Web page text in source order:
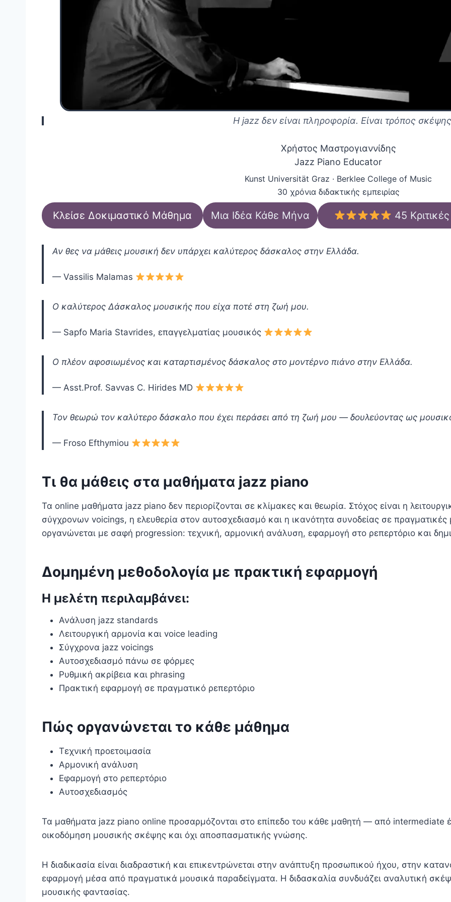
Η jazz δεν είναι πληροφορία. Είναι τρόπος
Χρήστος Μαστρογιαννίδης
Jazz Piano Educator
Kunst Universität Graz · Berklee College of Music
30 χρόνια διδακτικής εμπειρίας
Κλείσε Δοκιμαστικό Μάθημα Μια Ιδέα Κάθε Μήνα 45 Κριτικές
Αν θες να μάθεις μουσική δεν υπάρχει καλύτερος δάσκαλος στην Ελλάδα.
— Vassilis Malamas
Ο καλύτερος Δάσκαλος μουσικής που είχα ποτέ στη ζωή μου.
— Sapfo Maria Stavrides, επαγγελματίας μουσικός
Ο πλέον αφοσιωμένος και καταρτισμένος δάσκαλος στο μοντέρνο πιάνο στην Ελλάδα.
— Asst.Prof. Savvas C. Hirides MD
Τον θεωρώ τον καλύτερο δάσκαλο που έχει περάσει από τη ζωή μου — δουλεύοντας ως
— Froso Efthymiou
Τι θα μάθεις στα μαθήματα jazz piano
Τα online μαθήματα jazz piano δεν περιορίζονται σε κλίμακες και θεωρία. Στόχος είναι η
σύγχρονων voicings, η ελευθερία στον αυτοσχεδιασμό και η ικανότητα συνοδείας σε
οργανώνεται με σαφή progression: τεχνική, αρμονική ανάλυση, εφαρμογή στο ρεπερτόριο και
Δομημένη μεθοδολογία με πρακτική εφαρμογή
Η μελέτη περιλαμβάνει:
Ανάλυση jazz standards
Λειτουργική αρμονία και voice leading
Σύγχρονα jazz voicings
Αυτοσχεδιασμό πάνω σε φόρμες
Ρυθμική ακρίβεια και phrasing
Πρακτική εφαρμογή σε πραγματικό ρεπερτόριο
Πώς οργανώνεται το κάθε μάθημα
Τεχνική προετοιμασία
Αρμονική ανάλυση
Εφαρμογή στο ρεπερτόριο
Αυτοσχεδιασμός
Τα μαθήματα jazz piano online προσαρμόζονται στο επίπεδο του κάθε μαθητή — από
οικοδόμηση μουσικής σκέψης και όχι αποσπασματικής γνώσης.
Η διαδικασία είναι διαδραστική και επικεντρώνεται στην ανάπτυξη προσωπικού ήχου, στην
εφαρμογή μέσα από πραγματικά μουσικά παραδείγματα. Η διδασκαλία συνδυάζει αναλυτική
μουσικής φαντασίας.